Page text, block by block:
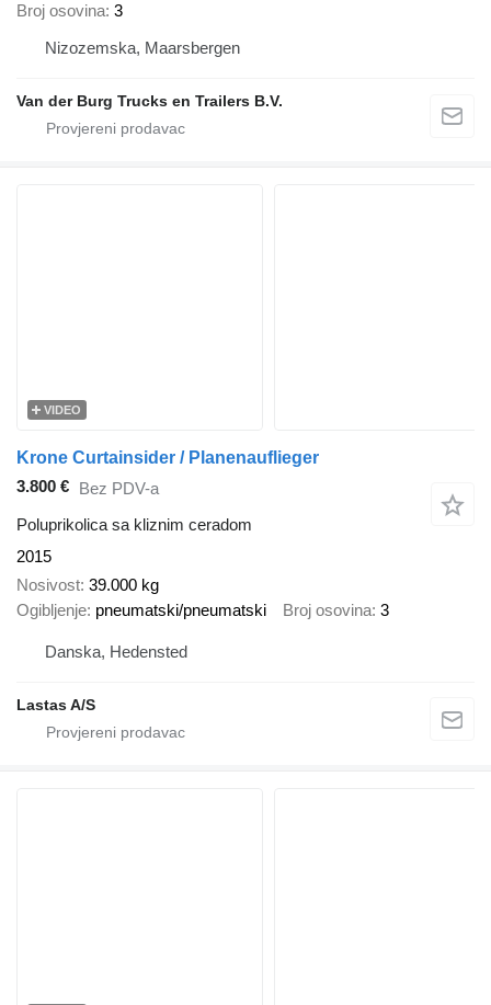
Broj osovina 3
Nizozemska, Maarsbergen
Van der Burg Trucks en Trailers B.V.
VIDEO
Krone Curtainsider / Planenauflieger
3.800 € Bez PDV-a
Poluprikolica sa kliznim ceradom
2015
Nosivost 39.000 kg
Ogibljenje pneumatski/pneumatski Broj osovina 3
Danska, Hedensted
Lastas A/S